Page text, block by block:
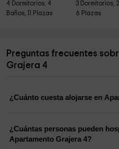
4 Dormitorios, 4
Baños, 11 Plazas
3 Dormitorios,
6 Plazas
Preguntas frecuentes
Grajera 4
¿Cuánto cuesta alojarse en
¿Cuántas personas pueden
Apartamento Grajera 4?